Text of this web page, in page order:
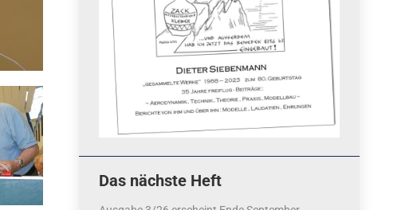
Das nächste Heft
Info
auch auf
und aufInstagram
Facebook
Instagram
Quicklinks
News
Ergebnisse
bezahlen mit / pay by